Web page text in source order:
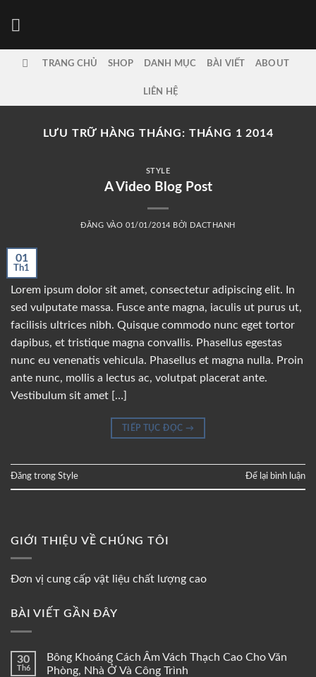
dung
TRANG CHỦ SHOP DANH MỤC BÀI VIẾT ABOUT
LIÊN HỆ
LƯU TRỮ HÀNG THÁNG: THÁNG 1 2014
STYLE
A Video Blog Post
ĐĂNG VÀO01/01/2014 BỞI DACTHANH
01
Th1
Lorem ipsum dolor sit amet, consectetur adipiscing elit. In
sed vulputate massa. Fusce ante magna, iaculis ut purus ut,
facilisis ultrices nibh. Quisque commodo nunc eget tortor
dapibus, et tristique magna convallis. Phasellus egestas
nunc eu venenatis vehicula. Phasellus et magna nulla. Proin
ante nunc, mollis a lectus ac, volutpat placerat ante.
Vestibulum sit amet […]
TIẾP TỤC ĐỌC →
Đăng trong Style Để lại bình luận
GIỚI THIỆU VỀ CHÚNG TÔI
Đơn vị cung cấp vật liệu chất lượng cao
BÀI VIẾT GẦN ĐÂY
30
Th6
Bông Khoáng Cách Âm Vách Thạch Cao Cho Văn
Phòng, Nhà Ở Và Công Trình